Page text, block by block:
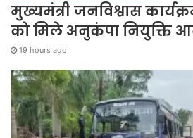
मुख्यमंत्री जनविश्वास
को मिले अनुकंपा नियुक्ति
19 hours ago